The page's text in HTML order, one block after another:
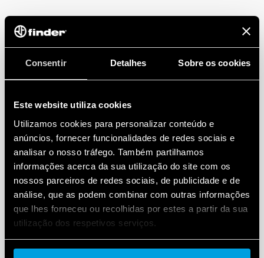
Consentir Detalhes Sobre os cookies
Este website utiliza cookies
Utilizamos cookies para personalizar conteúdo e
anúncios, fornecer funcionalidades de redes sociais e
analisar o nosso tráfego. Também partilhamos
informações acerca da sua utilização do site com os
nossos parceiros de redes sociais, de publicidade e de
análise, que as podem combinar com outras informações
que lhes forneceu ou recolhidas por estes a partir da sua
utilização dos respetivos serviços.
Cookie policy.